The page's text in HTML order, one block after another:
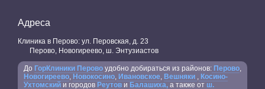
Адреса
Клиника в Перово: ул. Перовская, д. 23
Перово, Новогиреево, ш. Энтузиастов
До ГорКлиники Перово удобно добираться из районов: Перово,
Новогиреево, Новокосино, Ивановское, Вешняки , Косино-
Ухтомский и городов Реутов и Балашиха, а также от ш.